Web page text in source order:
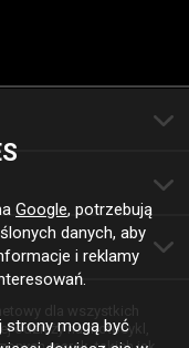
odzieży na motocykl,
Google, potrzebują
danych, aby
i reklamy
strony mogą być